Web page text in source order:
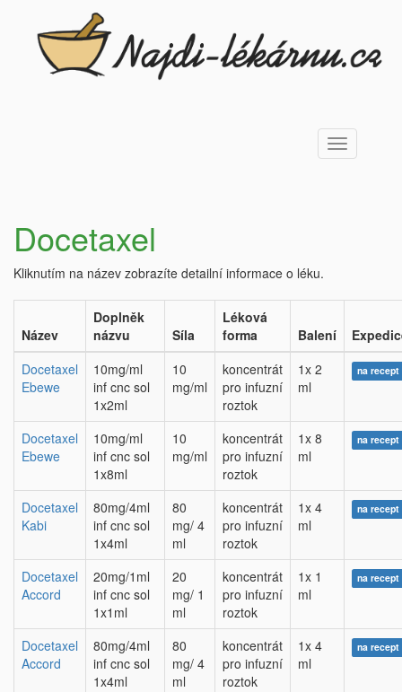
Toggle
navigation
Docetaxel
Kliknutím na název zobrazíte detailní informace o léku.
Název
Doplněk
názvu
Síla
Léková
forma
Balení
Docetaxel
Ebewe
10mg/ml
inf cnc sol
1x2ml
10
mg/ml
koncentrát
pro infuzní
roztok
1x 2
ml
na recept
Docetaxel
Ebewe
10mg/ml
inf cnc sol
1x8ml
10
mg/ml
koncentrát
pro infuzní
roztok
1x 8
ml
na recept
Docetaxel
Kabi
80mg/4ml
inf cnc sol
1x4ml
80
mg/ 4
ml
koncentrát
pro infuzní
roztok
1x 4
ml
na recept
Docetaxel
Accord
20mg/1ml
inf cnc sol
1x1ml
20
mg/ 1
ml
koncentrát
pro infuzní
roztok
1x 1
ml
na recept
Docetaxel
Accord
80mg/4ml
inf cnc sol
1x4ml
80
mg/ 4
ml
koncentrát
pro infuzní
roztok
1x 4
ml
na recept